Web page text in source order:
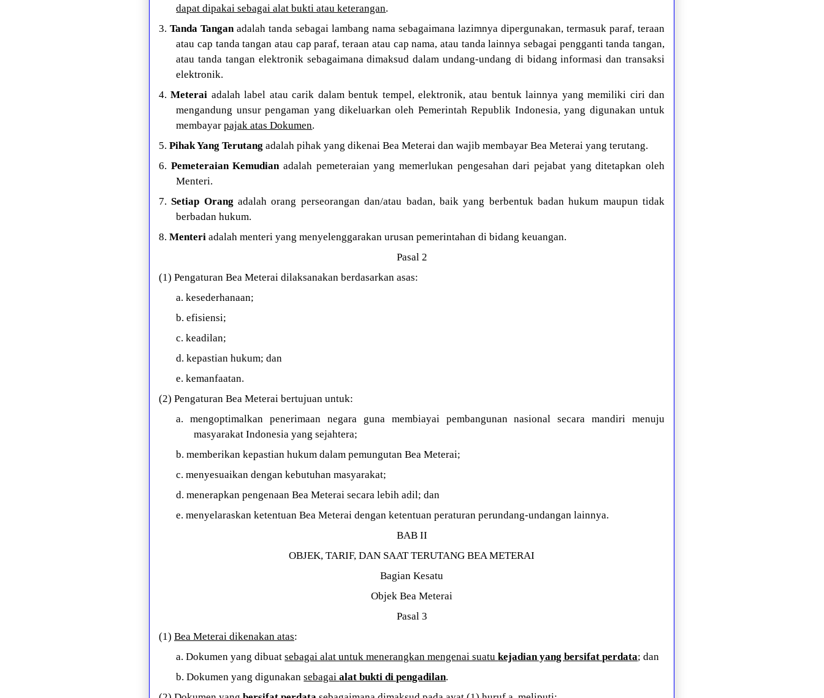
dapat dipakai sebagai alat bukti atau keterangan.
3. Tanda Tanganadalah tanda sebagai lambang nama sebagaimana lazimnya dipergunakan, termasuk paraf, teraan
atau cap tanda tangan atau cap paraf, teraan atau cap nama, atau tanda lainnya sebagai pengganti tanda tangan,
atau tanda tangan elektronik sebagaimana dimaksud dalam undang-undang di bidang informasi dan transaksi
elektronik.
4.Meterai adalah label atau carik dalam bentuk tempel, elektronik, atau bentuk lainnya yang memiliki ciri dan
mengandung unsur pengaman yang dikeluarkan oleh Pemerintah Republik Indonesia, yang digunakan untuk
membayarpajak atas Dokumen.
5. Pihak Yang Terutang adalah pihak yang dikenai Bea Meterai dan wajib membayar Bea Meterai yang terutang.
6. Pemeteraian Kemudianadalah pemeteraian yang memerlukan pengesahan dari pejabat yang ditetapkan oleh
Menteri.
7.Setiap Orang adalah orang perseorangan dan/atau badan, baik yang berbentuk badan hukum maupun tidak
berbadan hukum.
8. Menteri adalah menteri yang menyelenggarakan urusan pemerintahan di bidang keuangan.
Pasal 2
(1) Pengaturan Bea Meterai dilaksanakan berdasarkan asas:
a. kesederhanaan;
b. efisiensi;
c. keadilan;
d. kepastian hukum; dan
e. kemanfaatan.
(2) Pengaturan Bea Meterai bertujuan untuk:
a. mengoptimalkan penerimaan negara guna membiayai pembangunan nasional secara mandiri menuju
masyarakat Indonesia yang sejahtera;
b. memberikan kepastian hukum dalam pemungutan Bea Meterai;
c. menyesuaikan dengan kebutuhan masyarakat;
d. menerapkan pengenaan Bea Meterai secara lebih adil; dan
e. menyelaraskan ketentuan Bea Meterai dengan ketentuan peraturan perundang-undangan lainnya.
BAB II
OBJEK, TARIF, DAN SAAT TERUTANG BEA METERAI
Bagian Kesatu
Objek Bea Meterai
Pasal 3
(1) Bea Meterai dikenakan atas:
a. Dokumen yang dibuatsebagai alat untuk menerangkan mengenai suatukejadian yang bersifat perdata; dan
b. Dokumen yang digunakansebagaialat bukti di pengadilan.